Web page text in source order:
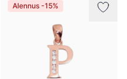
Alennus -15%